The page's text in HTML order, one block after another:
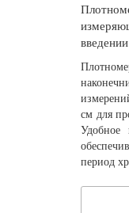
см для
Удобное
период